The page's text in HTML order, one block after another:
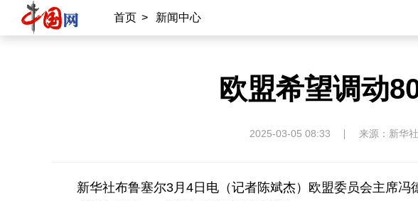
首页 > 新闻中心
欧盟希望调动
2025-03-05 08:33 来源：新华社
新华社布鲁塞尔3月4日电（记者陈斌杰）欧盟委员会主席冯